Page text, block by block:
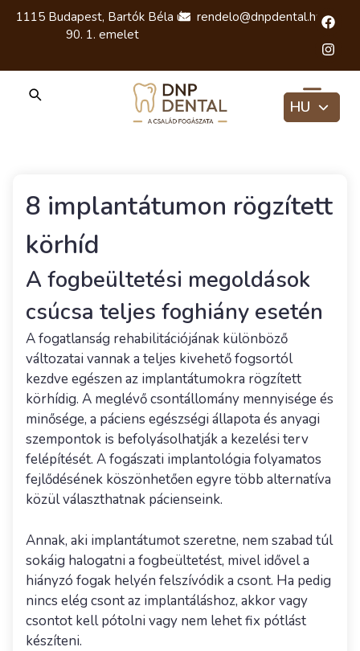
1115 Budapest, Bartók Béla út
90. 1. emelet
rendelo@dnpdental.hu
HU
8 implantátumon rögzített
körhíd
A fogbeültetési megoldások
csúcsa teljes foghiány esetén
A fogatlanság rehabilitációjának különböző
változatai vannak a teljes kivehető fogsortól
kezdve egészen az implantátumokra rögzített
körhídig. A meglévő csontállomány mennyisége és
minősége, a páciens egészségi állapota és anyagi
szempontok is befolyásolhatják a kezelési terv
felépítését. A fogászati implantológia folyamatos
fejlődésének köszönhetően egyre több alternatíva
közül választhatnak pácienseink.
Annak, aki implantátumot szeretne, nem szabad túl
sokáig halogatni a fogbeültetést, mivel idővel a
hiányzó fogak helyén felszívódik a csont. Ha pedig
nincs elég csont az implantáláshoz, akkor vagy
csontot kell pótolni vagy nem lehet fix pótlást
készíteni.